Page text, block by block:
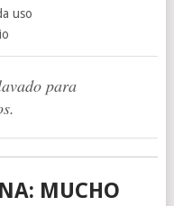
uso
para
MUCHO